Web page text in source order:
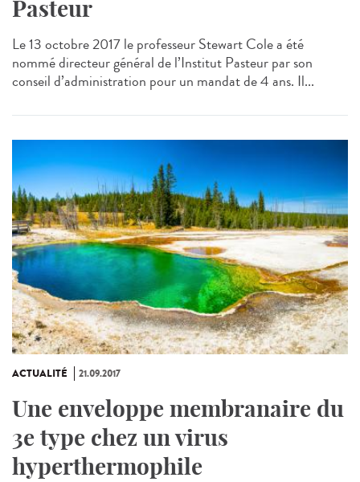
Pasteur
Le 13 octobre 2017 le professeur Stewart Cole a été
nommé directeur général de l’Institut Pasteur par son
conseil d’administration pour un mandat de 4 ans. Il...
ACTUALITÉ 21.09.2017
Une enveloppe membranaire du
3e type chez un virus
hyperthermophile